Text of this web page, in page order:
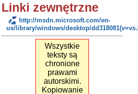
Linki zewnętrzne
http://msdn.microsoft.com/en-
us/library/windows/desktop/
Wszystkie
teksty są
chronione
prawami
autorskimi.
Kopiowanie